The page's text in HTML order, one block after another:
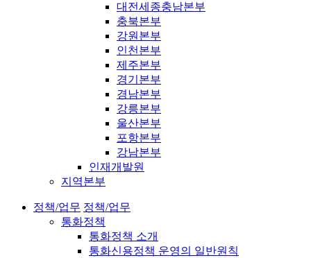
대전세종충남본부
충북본부
강원본부
인천본부
제주본부
경기본부
경남본부
강릉본부
울산본부
포항본부
강남본부
인재개발원
지역본부
정책/업무 정책/업무
통화정책
통화정책 소개
통화신용정책 운영의 일반원칙